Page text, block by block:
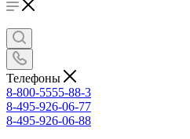
Телефоны
8-800-5555-88-3
8-495-926-06-77
8-495-926-06-88